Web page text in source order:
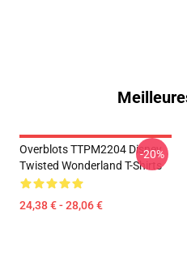
Overblots TTPM2204 Disney
Twisted Wonderland T-Shirts
24,38 € - 28,06 €
-20%